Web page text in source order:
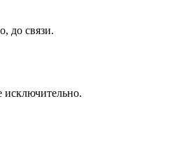
до связи.
исключительно.